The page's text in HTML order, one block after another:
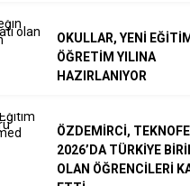
OKULLAR, YENİ
ÖĞRETİM YILINA
HAZIRLANIYOR
ÖZDEMİRCİ,
2026’DA TÜRKİYE
OLAN ÖĞRENCİLERİ